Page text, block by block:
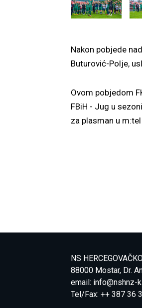
Nakon pobjede
Buturović-Polje,
Ovom pobjedom
FBiH - Jug u
za plasman u
NS
88000 Mostar, Dr.
email: info@nshnz-
Tel/Fax: ++ 387 36